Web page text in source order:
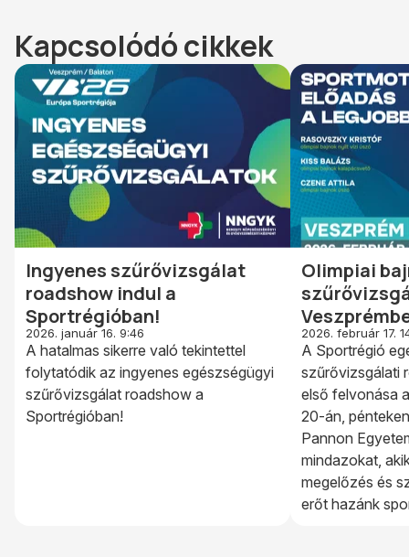
Kapcsolódó cikkek
Ingyenes szűrővizsgálat
roadshow indul a
Sportrégióban!
2026. január 16. 9:46
A hatalmas sikerre való tekintettel
folytatódik az ingyenes egészségügyi
szűrővizsgálat roadshow a
Sportrégióban!
Olimpiai
2026. február 17.
A Sportrégió
szűrővizsgálati
első felvonása
20-án,
Pannon
mindazokat,
megelőzés és
erőt hazánk